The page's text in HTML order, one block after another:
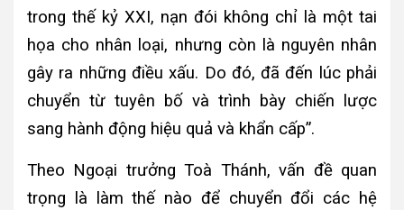
trong thế kỷ XXI, nạn đói không chỉ là một tai
họa cho nhân loại, nhưng còn là nguyên nhân
gây ra những điều xấu. Do đó, đã đến lúc phải
chuyển từ tuyên bố và trình bày chiến lược
sang hành động hiệu quả và khẩn cấp”.
Theo Ngoại trưởng Toà Thánh, vấn đề quan
trọng là làm thế nào để chuyển đổi các hệ